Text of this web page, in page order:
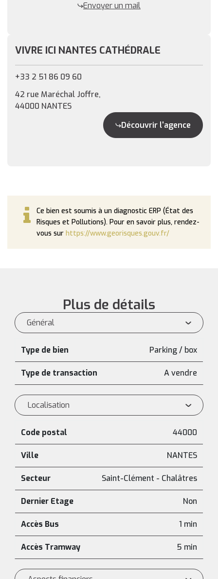
Envoyer un mail
VIVRE ICI NANTES CATHÉDRALE
+33 2 51 86 09 60
42 rue Maréchal Joffre,
44000 NANTES
Découvrir l'agence
Ce bien est soumis à un diagnostic ERP (État des
Risques et Pollutions). Pour en savoir plus, rendez-
vous sur https://www.georisques.gouv.fr/
Plus de détails
Général
Type de bien Parking / box
Type de transaction A vendre
Localisation
Code postal 44000
Ville NANTES
Secteur Saint-Clément - Chalâtres
Dernier Etage Non
Accès Bus 1 min
Accès Tramway 5 min